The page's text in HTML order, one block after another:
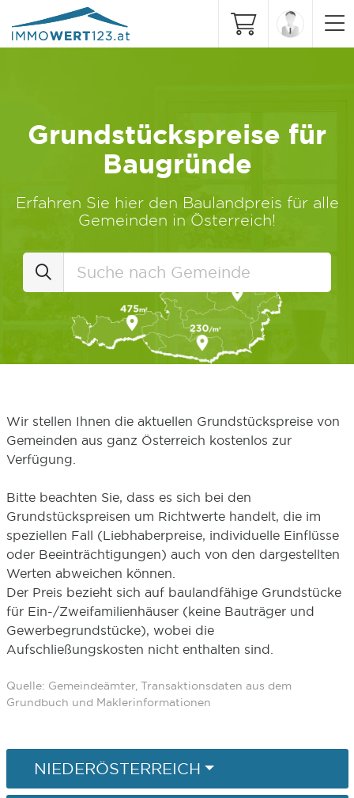
Grundstückspreise für
Baugründe
Erfahren Sie hier den Baulandpreis für alle
Gemeinden in Österreich!
Wir stellen Ihnen die aktuellen Grundstückspreise von
Gemeinden aus ganz Österreich kostenlos zur
Verfügung.
Bitte beachten Sie, dass es sich bei den
Grundstückspreisen um Richtwerte handelt, die im
speziellen Fall (Liebhaberpreise, individuelle Einflüsse
oder Beeinträchtigungen) auch von den dargestellten
Werten abweichen können.
Der Preis bezieht sich auf baulandfähige Grundstücke
für Ein-/Zweifamilienhäuser (keine Bauträger und
Gewerbegrundstücke), wobei die
Aufschließungskosten nicht enthalten sind.
Quelle: Gemeindeämter, Transaktionsdaten aus dem
Grundbuch und Maklerinformationen
NIEDERÖSTERREICH